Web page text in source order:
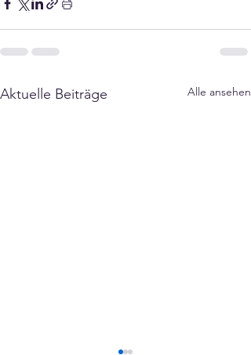
Aktuelle Beiträge Alle ansehen